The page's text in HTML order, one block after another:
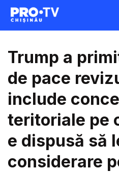
Trump a
de pace
include
teritoriale pe
e dispusă să
considerare